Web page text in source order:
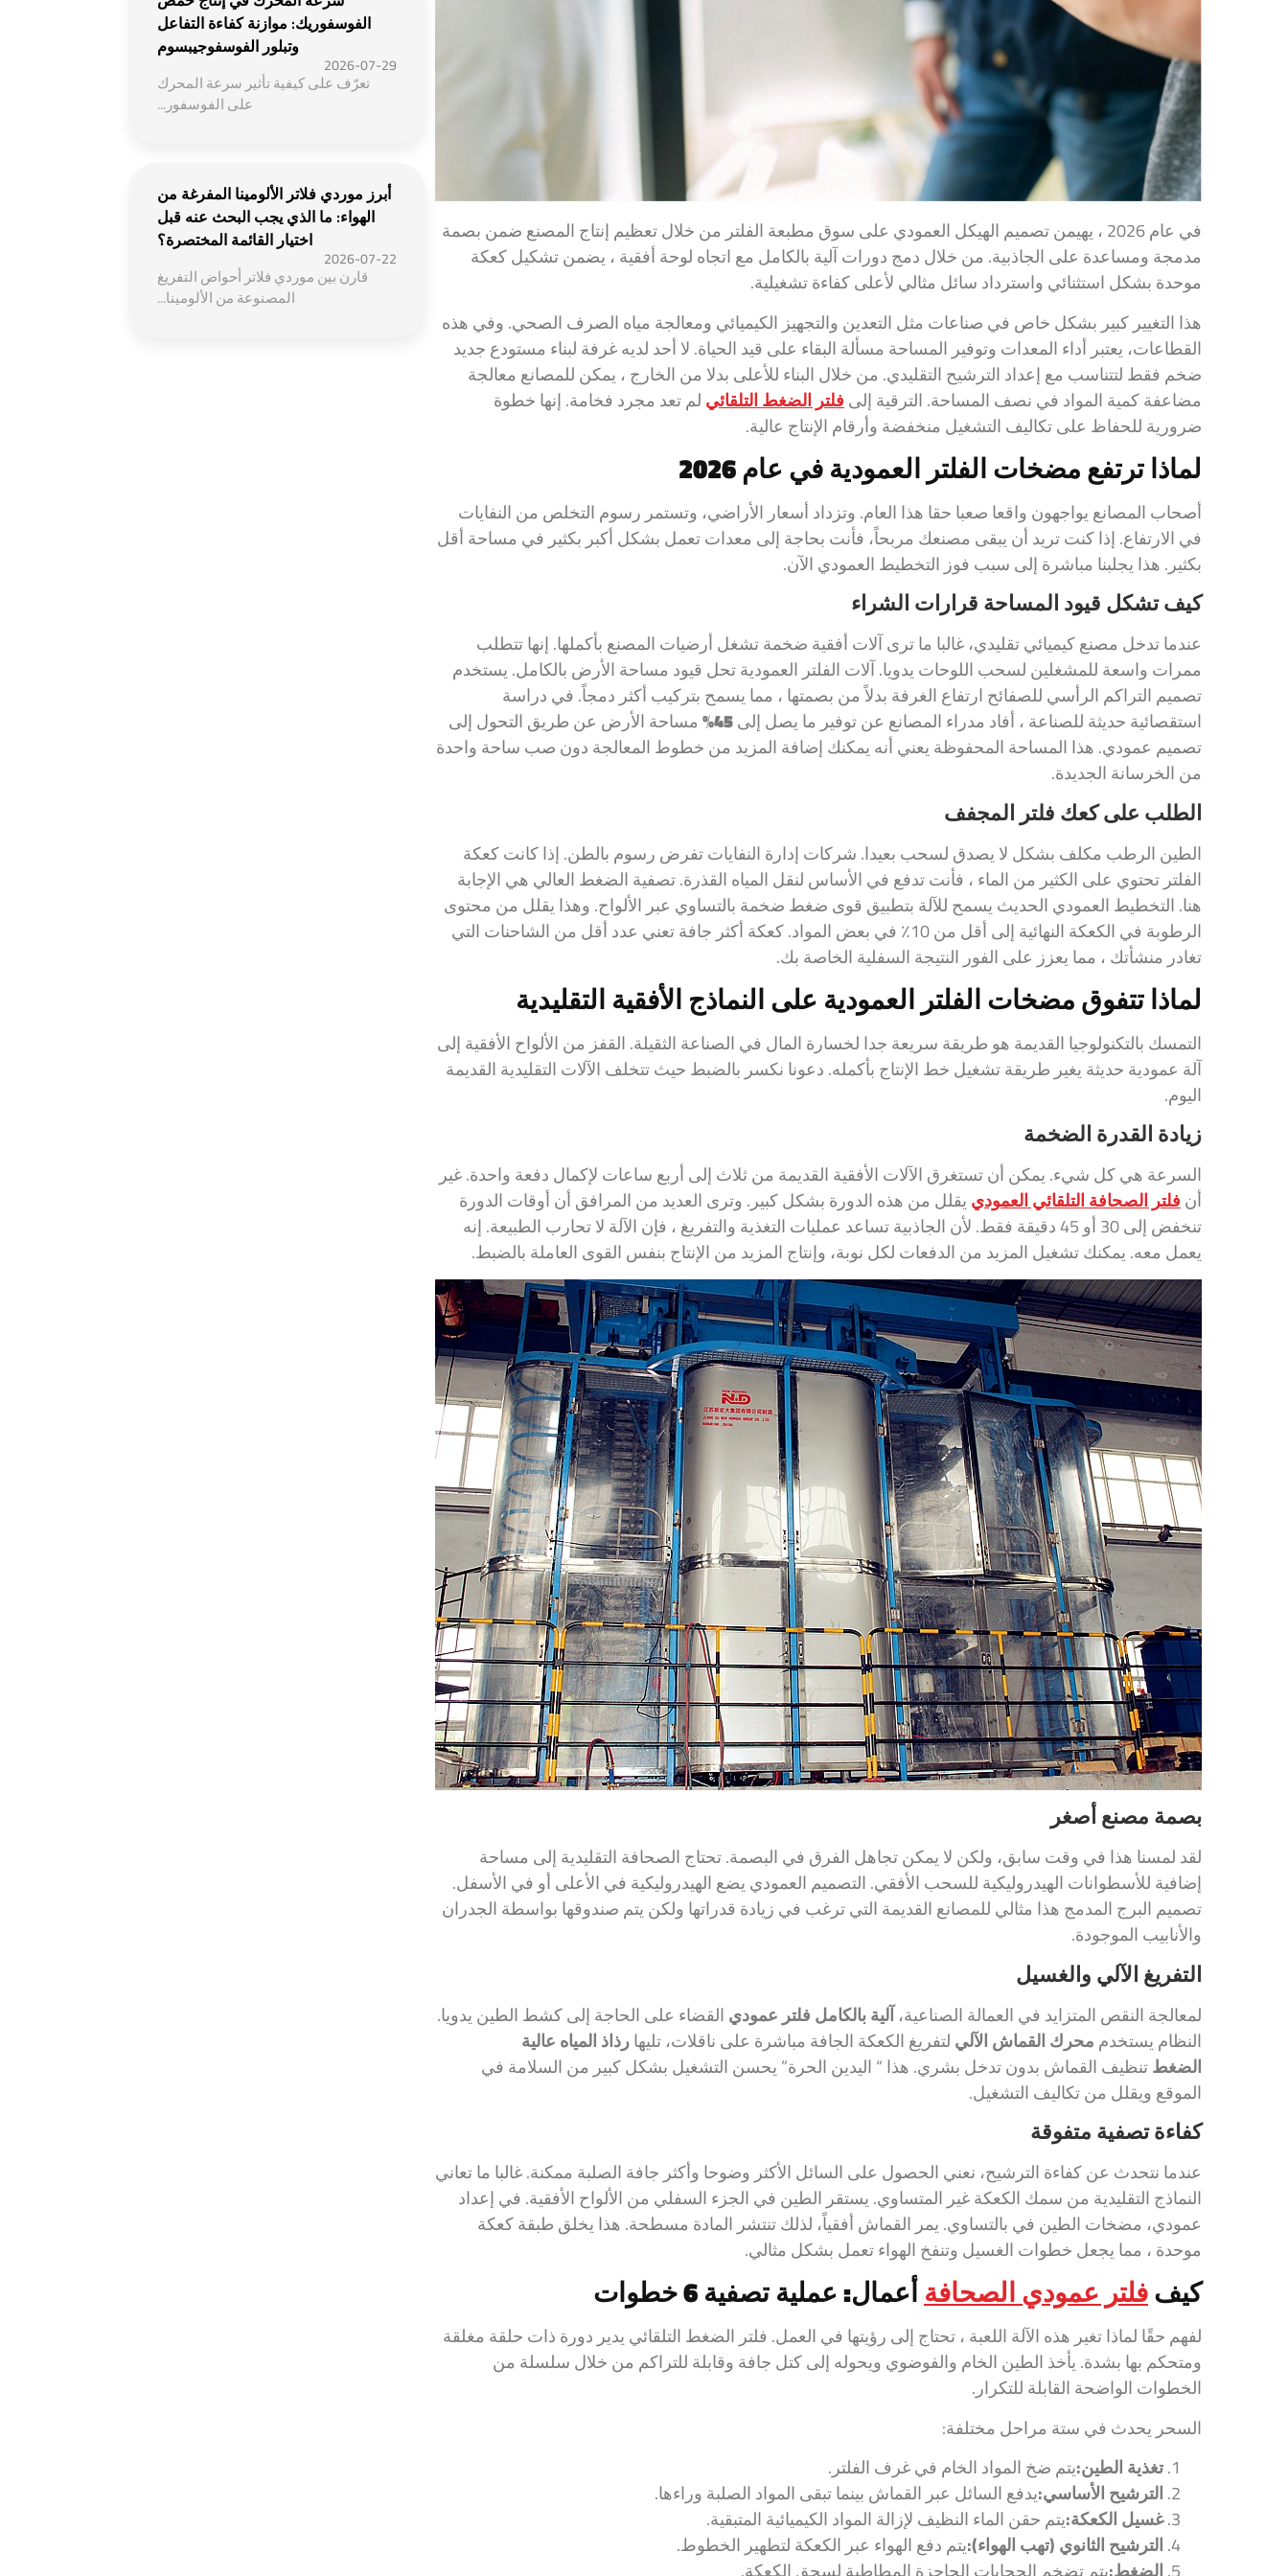
في عام 2026 ، يهيمن تصميم الهيكل العمودي على سوق مطبعة الفلتر من خلال تعظيم إنتاج المصنع ضمن بصمة
مدمجة ومساعدة على الجاذبية. من خلال دمج دورات آلية بالكامل مع اتجاه لوحة أفقية ، يضمن تشكيل كعكة
موحدة بشكل استثنائي واسترداد سائل مثالي لأعلى كفاءة تشغيلية.
هذا التغيير كبير بشكل خاص في صناعات مثل التعدين والتجهيز الكيميائي ومعالجة مياه الصرف الصحي. وفي هذه
القطاعات، يعتبر أداء المعدات وتوفير المساحة مسألة البقاء على قيد الحياة. لا أحد لديه غرفة لبناء مستودع جديد
ضخم فقط لتتناسب مع إعداد الترشيح التقليدي. من خلال البناء للأعلى بدلا من الخارج ، يمكن للمصانع معالجة
مضاعفة كمية المواد في نصف المساحة. الترقية إلى فلتر الضغط التلقائي لم تعد مجرد فخامة. إنها خطوة
ضرورية للحفاظ على تكاليف التشغيل منخفضة وأرقام الإنتاج عالية.
لماذا ترتفع مضخات الفلتر العمودية في عام 2026
أصحاب المصانع يواجهون واقعا صعبا حقا هذا العام. وتزداد أسعار الأراضي، وتستمر رسوم التخلص من النفايات
في الارتفاع. إذا كنت تريد أن يبقى مصنعك مربحاً، فأنت بحاجة إلى معدات تعمل بشكل أكبر بكثير في مساحة أقل
بكثير. هذا يجلبنا مباشرة إلى سبب فوز التخطيط العمودي الآن.
كيف تشكل قيود المساحة قرارات الشراء
عندما تدخل مصنع كيميائي تقليدي، غالبا ما ترى آلات أفقية ضخمة تشغل أرضيات المصنع بأكملها. إنها تتطلب
ممرات واسعة للمشغلين لسحب اللوحات يدويا. آلات الفلتر العمودية تحل قيود مساحة الأرض بالكامل. يستخدم
تصميم التراكم الرأسي للصفائح ارتفاع الغرفة بدلاً من بصمتها ، مما يسمح بتركيب أكثر دمجاً. في دراسة
استقصائية حديثة للصناعة ، أفاد مدراء المصانع عن توفير ما يصل إلى
مساحة الأرض عن طريق التحول إلى
تصميم عمودي. هذا المساحة المحفوظة يعني أنه يمكنك إضافة المزيد من خطوط المعالجة دون صب ساحة واحدة
من الخرسانة الجديدة.
الطلب على كعك فلتر المجفف
الطين الرطب مكلف بشكل لا يصدق لسحب بعيدا. شركات إدارة النفايات تفرض رسوم بالطن. إذا كانت كعكة
الفلتر تحتوي على الكثير من الماء ، فأنت تدفع في الأساس لنقل المياه القذرة. تصفية الضغط العالي هي الإجابة
هنا. التخطيط العمودي الحديث يسمح للآلة بتطبيق قوى ضغط ضخمة بالتساوي عبر الألواح. وهذا يقلل من محتوى
الرطوبة في الكعكة النهائية إلى أقل من 10٪ في بعض المواد. كعكة أكثر جافة تعني عدد أقل من الشاحنات التي
تغادر منشأتك ، مما يعزز على الفور النتيجة السفلية الخاصة بك.
لماذا تتفوق مضخات الفلتر العمودية على النماذج الأفقية التقليدية
التمسك بالتكنولوجيا القديمة هو طريقة سريعة جدا لخسارة المال في الصناعة الثقيلة. القفز من الألواح الأفقية إلى
آلة عمودية حديثة يغير طريقة تشغيل خط الإنتاج بأكمله. دعونا نكسر بالضبط حيث تتخلف الآلات التقليدية القديمة
اليوم.
زيادة القدرة الضخمة
السرعة هي كل شيء. يمكن أن تستغرق الآلات الأفقية القديمة من ثلاث إلى أربع ساعات لإكمال دفعة واحدة. غير
أنفلتر الصحافة التلقائي العمودي يقلل من هذه الدورة بشكل كبير. وترى العديد من المرافق أن أوقات الدورة
تنخفض إلى 30 أو 45 دقيقة فقط. لأن الجاذبية تساعد عمليات التغذية والتفريغ ، فإن الآلة لا تحارب الطبيعة. إنه
يعمل معه. يمكنك تشغيل المزيد من الدفعات لكل نوبة، وإنتاج المزيد من الإنتاج بنفس القوى العاملة بالضبط.
بصمة مصنع أصغر
لقد لمسنا هذا في وقت سابق، ولكن لا يمكن تجاهل الفرق في البصمة. تحتاج الصحافة التقليدية إلى مساحة
إضافية للأسطوانات الهيدروليكية للسحب الأفقي. التصميم العمودي يضع الهيدروليكية في الأعلى أو في الأسفل.
تصميم البرج المدمج هذا مثالي للمصانع القديمة التي ترغب في زيادة قدراتها ولكن يتم صندوقها بواسطة الجدران
والأنابيب الموجودة.
التفريغ الآلي والغسيل
لمعالجة النقص المتزايد في العمالة الصناعية،آلية بالكامل فلتر عمودي القضاء على الحاجة إلى كشط الطين يدويا.
النظام يستخدم محرك القماش الآلي لتفريغ الكعكة الجافة مباشرة على ناقلات، تليهارذاذ المياه عالية
الضغطتنظيف القماش بدون تدخل بشري. هذا “ اليدين الحرة” يحسن التشغيل بشكل كبير من السلامة في
الموقع ويقلل من تكاليف التشغيل.
كفاءة تصفية متفوقة
عندما نتحدث عن كفاءة الترشيح، نعني الحصول على السائل الأكثر وضوحا وأكثر جافة الصلبة ممكنة. غالبا ما تعاني
النماذج التقليدية من سمك الكعكة غير المتساوي. يستقر الطين في الجزء السفلي من الألواح الأفقية. في إعداد
عمودي، مضخات الطين في بالتساوي. يمر القماش أفقياً، لذلك تنتشر المادة مسطحة. هذا يخلق طبقة كعكة
موحدة ، مما يجعل خطوات الغسيل وتنفخ الهواء تعمل بشكل مثالي.
كيففلتر عمودي الصحافةأعمال: عملية تصفية 6 خطوات
لفهم حقًا لماذا تغير هذه الآلة اللعبة ، تحتاج إلى رؤيتها في العمل. فلتر الضغط التلقائي يدير دورة ذات حلقة مغلقة
ومتحكم بها بشدة. يأخذ الطين الخام والفوضوي ويحوله إلى كتل جافة وقابلة للتراكم من خلال سلسلة من
الخطوات الواضحة القابلة للتكرار.
السحر يحدث في ستة مراحل مختلفة:
تغذية الطين:يتم ضخ المواد الخام في غرف الفلتر.
الترشيح الأساسي:يدفع السائل عبر القماش بينما تبقى المواد الصلبة وراءها.
غسيل الكعكة:يتم حقن الماء النظيف لإزالة المواد الكيميائية المتبقية.
الترشيح الثانوي (تهب الهواء):يتم دفع الهواء عبر الكعكة لتطهير الخطوط.
الفوسفوريك: موازنة كفاءة التفاعل
وتبلور الفوسفوجيبسوم
2026-07-29
تعرّف على كيفية تأثير سرعة المحرك
على الفوسفور...
أبرز موردي فلاتر الألومينا المفرغة من
الهواء: ما الذي يجب البحث عنه قبل
اختيار القائمة المختصرة؟
2026-07-22
قارن بين موردي فلاتر أحواض التفريغ
المصنوعة من الألومينا...